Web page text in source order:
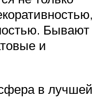
Бывают
и
в лучшей